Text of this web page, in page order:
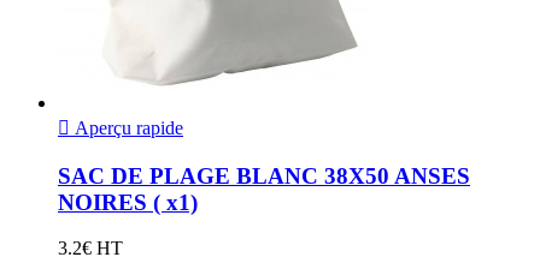
 Aperçu rapide
SAC DE PLAGE BLANC 38X50 ANSES
NOIRES ( x1)
3.2€ HT